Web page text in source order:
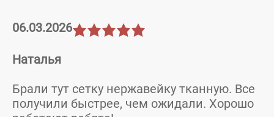
06.03.2026
Наталья
Брали тут сетку нержавейку тканную. Все
получили быстрее, чем ожидали. Хорошо